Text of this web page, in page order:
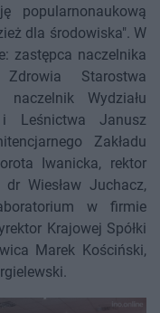
popularnonaukową
dla środowiska". W
zastępca naczelnika
Starostwa
Wydziału
Leśnictwa Janusz
Zakładu
Iwanicka, rektor
dr Wiesław Juchacz,
w firmie
Krajowej Spółki
Marek Kościński,